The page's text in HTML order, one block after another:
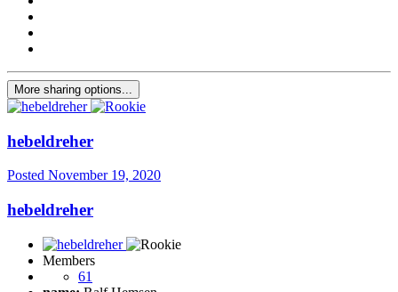
More sharing options...
hebeldreher
Posted November 19, 2020
hebeldreher
Members
61